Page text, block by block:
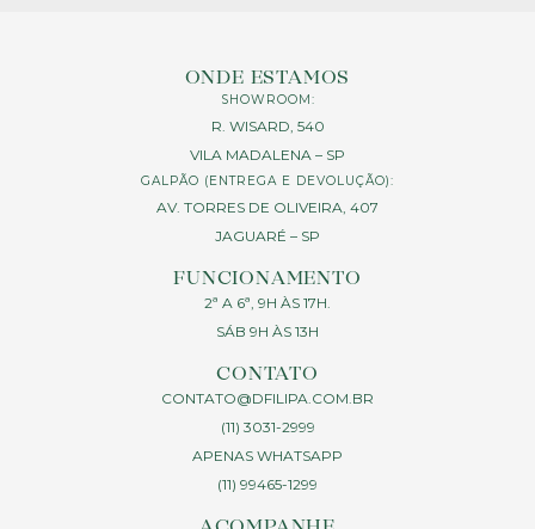
ONDE ESTAMOS
SHOWROOM:
R. WISARD, 540
VILA MADALENA – SP
GALPÃO (ENTREGA E DEVOLUÇÃO):
AV. TORRES DE OLIVEIRA, 407
JAGUARÉ – SP
FUNCIONAMENTO
2ª A 6ª, 9H ÀS 17H.
SÁB 9H ÀS 13H
CONTATO
CONTATO@DFILIPA.COM.BR
(11) 3031-2999
APENAS WHATSAPP
(11) 99465-1299